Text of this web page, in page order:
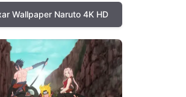
Wallpaper Naruto 4K HD